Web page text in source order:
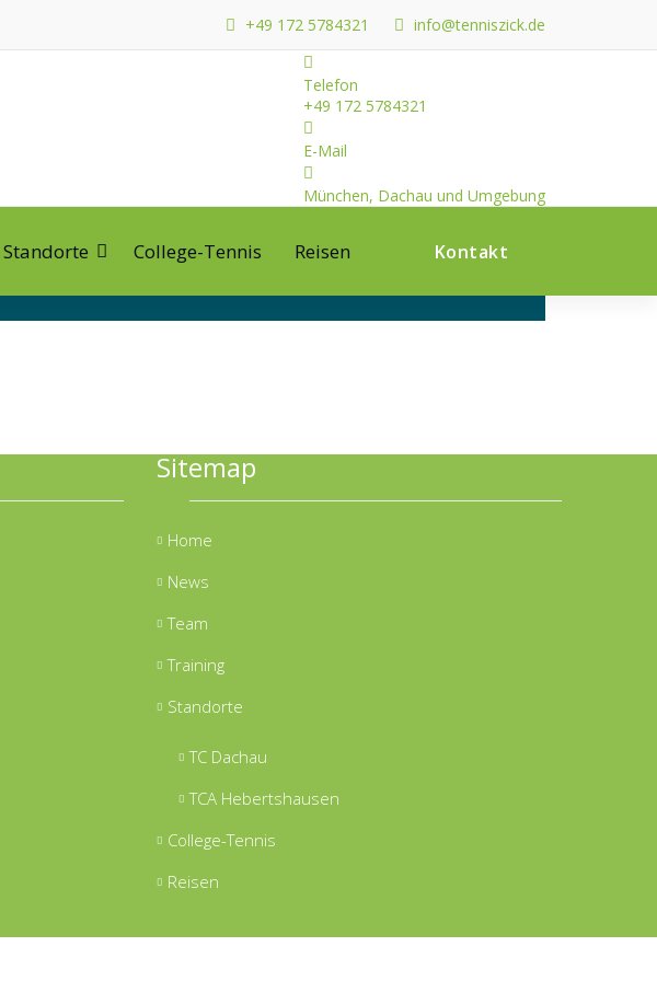
info@tenniszick.de
+49 172 5784321
Telefon
+49 172 5784321
E-Mail
München, Dachau und Umgebung
Standorte College-Tennis Reisen Kontakt
Sitemap
Home
News
Team
Training
Standorte
TC Dachau
TCA Hebertshausen
College-Tennis
Reisen